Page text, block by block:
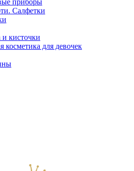
приборы
Салфетки
и кисточки
косметика для девочек